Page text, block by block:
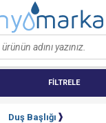
FİLTRELE
Duş Başlığı